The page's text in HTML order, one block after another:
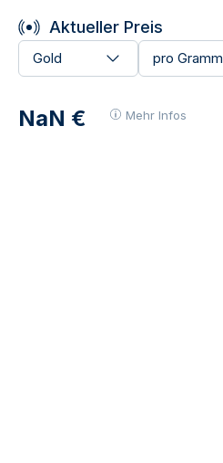
Aktueller Preis
Gold pro Gramm
NaN € Mehr Infos